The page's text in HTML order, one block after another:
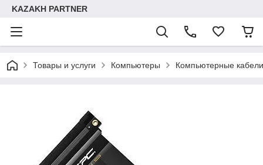
KAZAKH PARTNER
Товары и услуги Компьютеры Компьютерные